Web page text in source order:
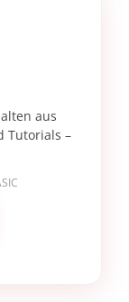
aus
Tutorials –